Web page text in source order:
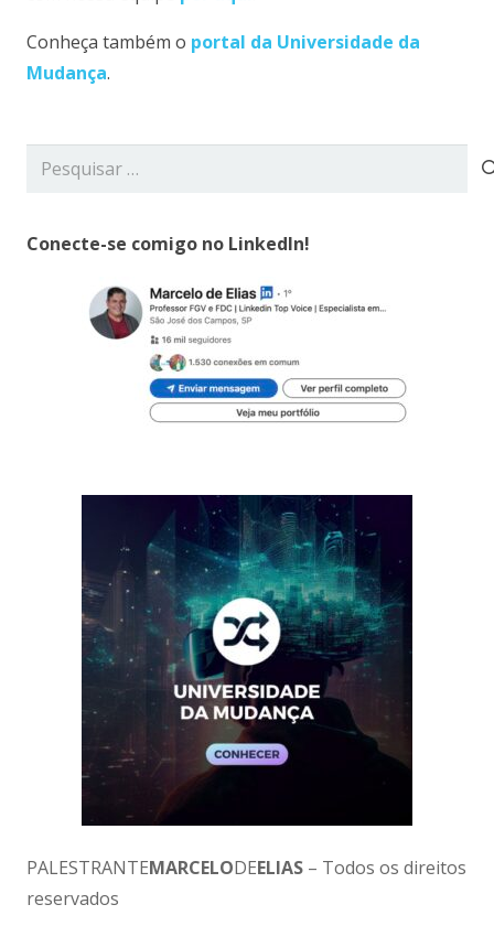
Conheça também o portal da Universidade da
Mudança.
Pesquisar
Conecte-se comigo no LinkedIn!
PALESTRANTEMARCELODEELIAS – Todos os direitos
reservados